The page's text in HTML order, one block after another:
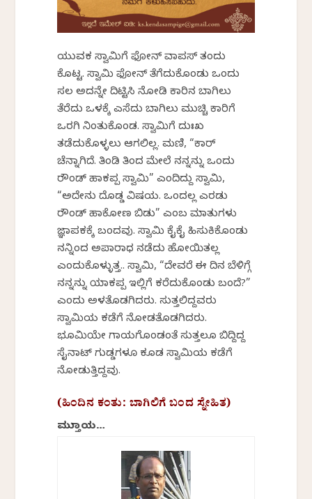
ಯುವಕ ಸ್ವಾಮಿಗೆ ಫೋನ್ ವಾಪಸ್ ತಂದು
ಕೊಟ್ಟ. ಸ್ವಾಮಿ ಫೋನ್ ತೆಗೆದುಕೊಂಡು ಒಂದು
ಸಲ ಅದನ್ನೇ ದಿಟ್ಟಿಸಿ ನೋಡಿ ಕಾರಿನ ಬಾಗಿಲು
ತೆರೆದು ಒಳಕ್ಕೆ ಎಸೆದು ಬಾಗಿಲು ಮುಚ್ಚಿ ಕಾರಿಗೆ
ಒರಗಿ ನಿಂತುಕೊಂಡ. ಸ್ವಾಮಿಗೆ ದುಃಖ
ತಡೆದುಕೊಳ್ಳಲು ಆಗಲಿಲ್ಲ. ಮಣಿ, “ಕಾರ್
ಚೆನ್ನಾಗಿದೆ. ತಿಂಡಿ ತಿಂದ ಮೇಲೆ ನನ್ನನ್ನು ಒಂದು
ರೌಂಡ್ ಹಾಕಪ್ಪ ಸ್ವಾಮಿ” ಎಂದಿದ್ದು ಸ್ವಾಮಿ,
“ಅದೇನು ದೊಡ್ಡ ವಿಷಯ. ಒಂದಲ್ಲ ಎರಡು
ರೌಂಡ್ ಹಾಕೋಣ ಬಿಡು” ಎಂಬ ಮಾತುಗಳು
ಜ್ಞಾಪಕಕ್ಕೆ ಬಂದವು. ಸ್ವಾಮಿ ಕೈಕೈ ಹಿಸುಕಿಕೊಂಡು
ನನ್ನಿಂದ ಅಪಾರಾಧ ನಡೆದು ಹೋಯಿತಲ್ಲ
ಎಂದುಕೊಳ್ಳುತ್ತ.. ಸ್ವಾಮಿ, “ದೇವರೆ ಈ ದಿನ ಬೆಳಿಗ್ಗೆ
ನನ್ನನ್ನು ಯಾಕಪ್ಪ ಇಲ್ಲಿಗೆ ಕರೆದುಕೊಂಡು ಬಂದೆ?”
ಎಂದು ಅಳತೊಡಗಿದರು. ಸುತ್ತಲಿದ್ದವರು
ಸ್ವಾಮಿಯ ಕಡೆಗೆ ನೋಡತೊಡಗಿದರು.
ಭೂಮಿಯೇ ಗಾಯಗೊಂಡಂತೆ ಸುತ್ತಲೂ ಬಿದ್ದಿದ್ದ
ಸೈನಾಟ್ ಗುಡ್ಡಗಳೂ ಕೂಡ ಸ್ವಾಮಿಯ ಕಡೆಗೆ
ನೋಡುತ್ತಿದ್ದವು.
(ಹಿಂದಿನ ಕಂತು: ಬಾಗಿಲಿಗೆ ಬಂದ ಸ್ನೇಹಿತ)
ಮುಕ್ತಾಯ…